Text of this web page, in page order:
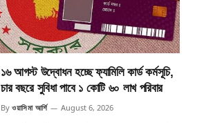
১৬ আগস্ট উদ্বোধন হচ্ছে ফ্যামিলি কার্ড কর্মসূচি,
চার বছরে সুবিধা পাবে ১ কোটি ৬০ লাখ পরিবার
By ওয়াসিমা আর্শি August 6, 2026